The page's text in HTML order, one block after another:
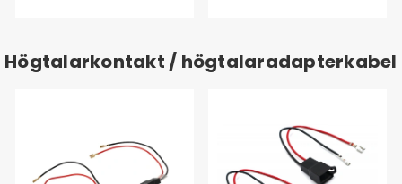
Högtalarkontakt / högtalaradapterkabel